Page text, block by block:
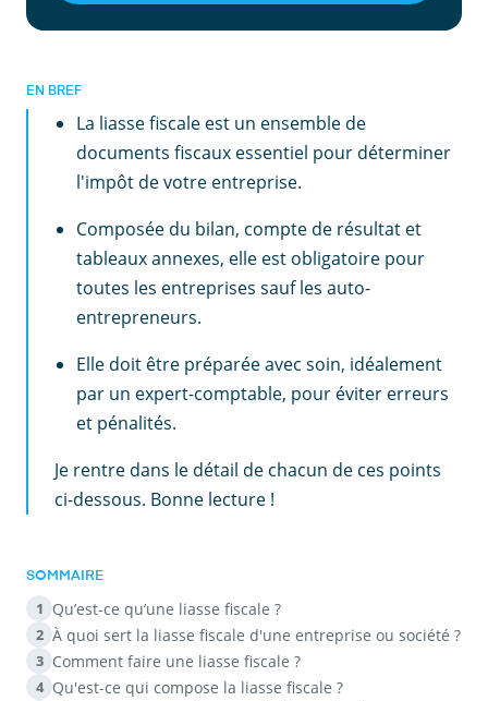
EN BREF
La liasse fiscale est un ensemble de
documents fiscaux essentiel pour déterminer
l'impôt de votre entreprise.
Composée du bilan, compte de résultat et
tableaux annexes, elle est obligatoire pour
toutes les entreprises sauf les auto-
entrepreneurs.
Elle doit être préparée avec soin, idéalement
par un expert-comptable, pour éviter erreurs
et pénalités.
Je rentre dans le détail de chacun de ces points
ci-dessous. Bonne lecture !
SOMMAIRE
1 Qu’est-ce qu’une liasse fiscale ?
2 À quoi sert la liasse fiscale d'une entreprise ou société ?
3 Comment faire une liasse fiscale ?
4 Qu'est-ce qui compose la liasse fiscale ?